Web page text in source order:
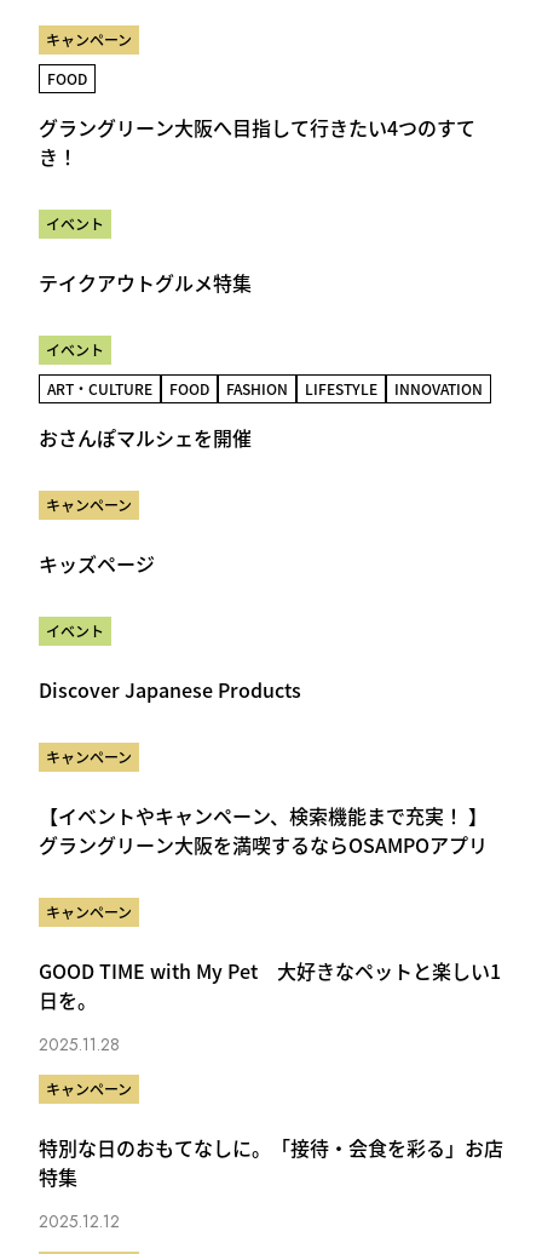
キャンペーン
FOOD
グラングリーン大阪へ目指して行きたい4つのすて
き！
イベント
テイクアウトグルメ特集
イベント
ART・CULTURE
FOOD FASHION LIFESTYLE INNOVATION
おさんぽマルシェを開催
キャンペーン
キッズページ
イベント
Discover Japanese Products
キャンペーン
【イベントやキャンペーン、検索機能まで充実！ 】
グラングリーン大阪を満喫するならOSAMPOアプリ
キャンペーン
GOOD TIME with My Pet 大好きなペットと楽しい1
日を。
2025.11.28
キャンペーン
特別な日のおもてなしに。「接待・会食を彩る」お店
特集
2025.12.12